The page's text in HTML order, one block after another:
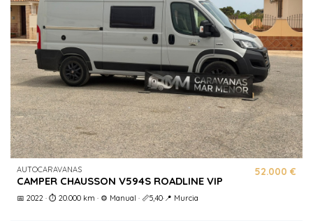
AUTOCARAVANAS
CAMPER CHAUSSON V594S ROADLINE VIP
52.000 €
📅 2022 · ⏱️ 20.000 km · ⚙️ Manual · 📏5,40·📍 Murcia